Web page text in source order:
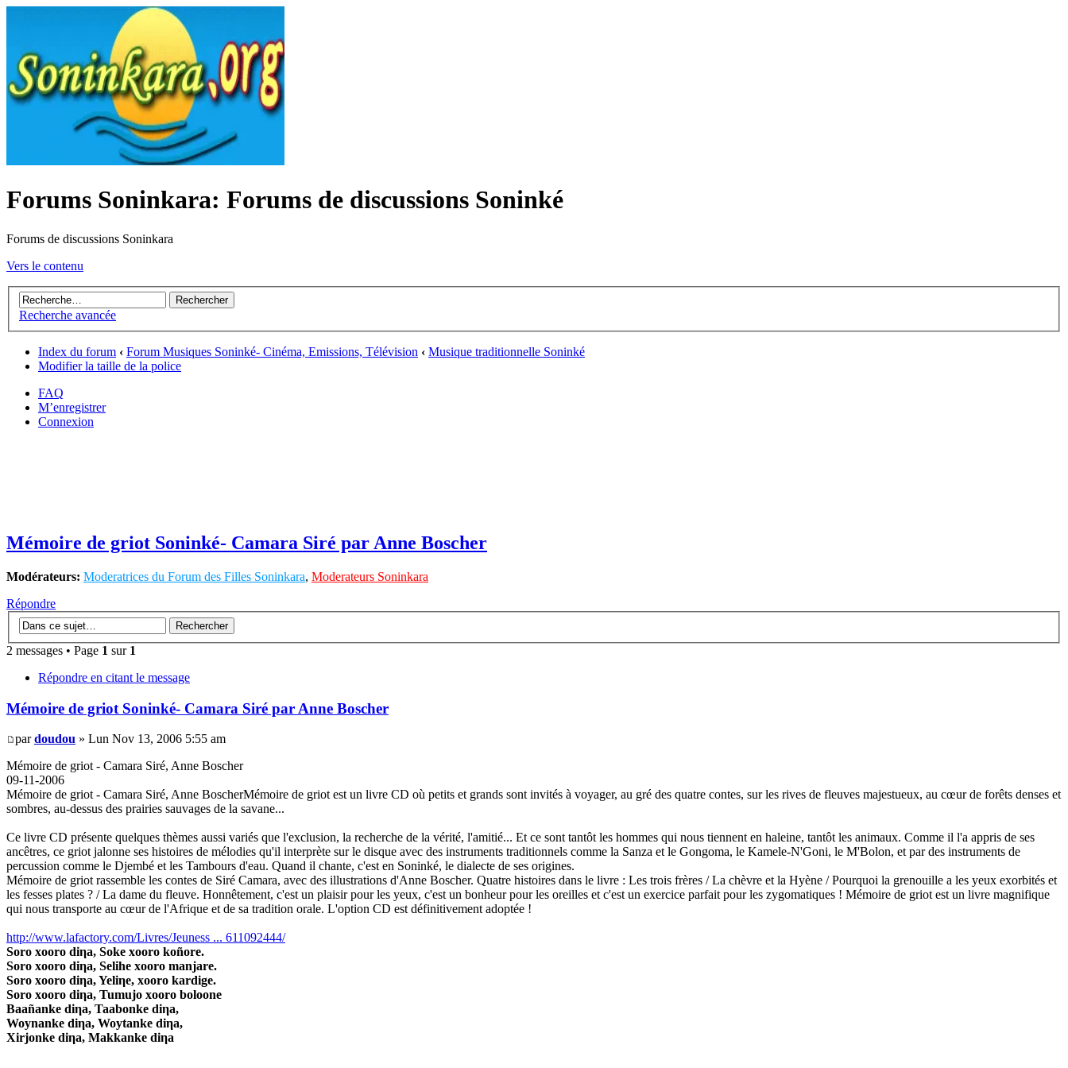
Forums Soninkara: Forums de discussions Soninké
Forums de discussions Soninkara
Vers le contenu
Recherche avancée
Index du forum ‹ Forum Musiques Soninké- Cinéma, Emissions, Télévision ‹ Musique traditionnelle Soninké
Modifier la taille de la police
FAQ
M’enregistrer
Connexion
Mémoire de griot Soninké- Camara Siré par Anne Boscher
Modérateurs: Moderatrices du Forum des Filles Soninkara, Moderateurs Soninkara
Répondre
2 messages • Page 1 sur 1
Répondre en citant le message
Mémoire de griot Soninké- Camara Siré par Anne Boscher
pardoudou » Lun Nov 13, 2006 5:55 am
Mémoire de griot - Camara Siré, Anne Boscher
09-11-2006
Mémoire de griot - Camara Siré, Anne BoscherMémoire de griot est un livre CD où petits et grands sont invités à voyager, au gré des quatre contes, sur les rives de fleuves majestueux, au cœur de forêts denses et
sombres, au-dessus des prairies sauvages de la savane...
Ce livre CD présente quelques thèmes aussi variés que l'exclusion, la recherche de la vérité, l'amitié... Et ce sont tantôt les hommes qui nous tiennent en haleine, tantôt les animaux. Comme il l'a appris de ses
ancêtres, ce griot jalonne ses histoires de mélodies qu'il interprète sur le disque avec des instruments traditionnels comme la Sanza et le Gongoma, le Kamele-N'Goni, le M'Bolon, et par des instruments de
percussion comme le Djembé et les Tambours d'eau. Quand il chante, c'est en Soninké, le dialecte de ses origines.
Mémoire de griot rassemble les contes de Siré Camara, avec des illustrations d'Anne Boscher. Quatre histoires dans le livre : Les trois frères / La chèvre et la Hyène / Pourquoi la grenouille a les yeux exorbités et
les fesses plates ? / La dame du fleuve. Honnêtement, c'est un plaisir pour les yeux, c'est un bonheur pour les oreilles et c'est un exercice parfait pour les zygomatiques ! Mémoire de griot est un livre magnifique
qui nous transporte au cœur de l'Afrique et de sa tradition orale. L'option CD est définitivement adoptée !
http://www.lafactory.com/Livres/Jeuness ... 611092444/
Soro xooro diηa, Soke xooro koñore.
Soro xooro diηa, Selihe xooro manjare.
Soro xooro diηa, Yeliηe, xooro kardige.
Soro xooro diηa, Tumujo xooro boloone
Baañanke diηa, Taabonke diηa,
Woynanke diηa, Woytanke diηa,
Xirjonke diηa, Makkanke diηa